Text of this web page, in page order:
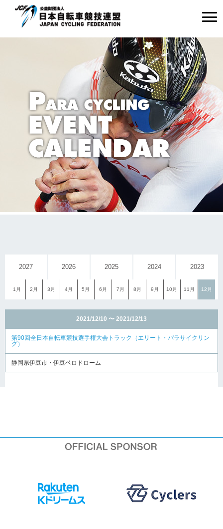
2027 2026 2025 2024 2023
1月 2月 3月 4月 5月 6月 7月 8月 9月 10月 11月 12月
2021/12/10 〜 2021/12/13
第90回全日本自転車競技選手権大会トラック（エリート・パラサイクリン
グ）
静岡県伊豆市・伊豆ベロドローム